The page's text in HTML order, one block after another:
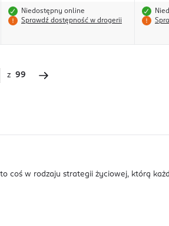
Niedostępny online
Sprawdź dostępność w drogerii
z 99
coś w rodzaju strategii życiowej, którą